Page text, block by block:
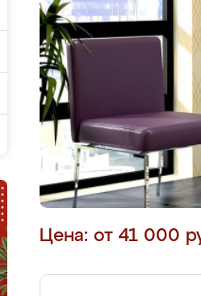
Цена: от 41 000